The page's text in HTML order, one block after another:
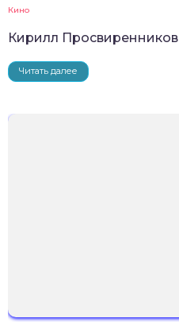
Кино
Кирилл Просвиренников
Читать далее